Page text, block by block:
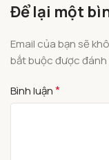
Để lại một
Email của bạn sẽ
bắt buộc được đánh
Bình luận*